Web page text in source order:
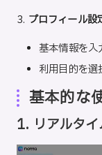
3. プロフィール設
基本情報を入
利用目的を選
基本的な
1. リアルタ